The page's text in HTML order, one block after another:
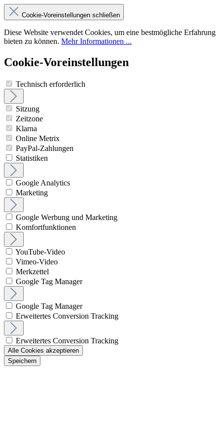
Cookie-Voreinstellungen schließen
Diese Website verwendet Cookies, um eine bestmögliche Erfahrung
bieten zu können. Mehr Informationen ...
Cookie-Voreinstellungen
Technisch erforderlich
Sitzung
Zeitzone
Klarna
Online Metrix
PayPal-Zahlungen
Statistiken
Google Analytics
Marketing
Google Werbung und Marketing
Komfortfunktionen
YouTube-Video
Vimeo-Video
Merkzettel
Google Tag Manager
Google Tag Manager
Erweitertes Conversion Tracking
Erweitertes Conversion Tracking
Alle Cookies akzeptieren
Speichern